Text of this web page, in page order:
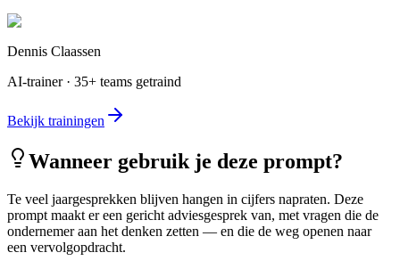
Dennis Claassen
AI-trainer · 35+ teams getraind
Bekijk trainingen
Wanneer gebruik je deze prompt?
Te veel jaargesprekken blijven hangen in cijfers napraten. Deze
prompt maakt er een gericht adviesgesprek van, met vragen die de
ondernemer aan het denken zetten — en die de weg openen naar
een vervolgopdracht.